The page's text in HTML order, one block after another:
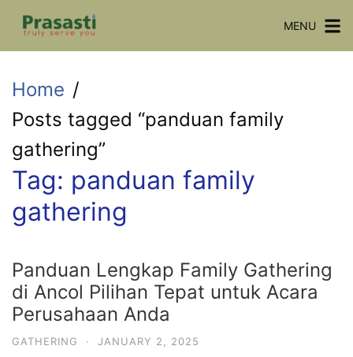
Skip
MENU
Home
Posts tagged “panduan family
gathering”
Tag: panduan family
gathering
Panduan Lengkap Family Gathering
di Ancol Pilihan Tepat untuk Acara
Perusahaan Anda
GATHERING · JANUARY 2, 2025